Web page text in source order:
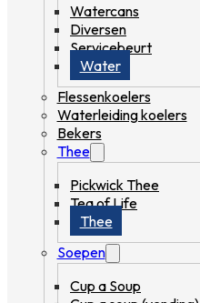
Watercans
Diversen
Servicebeurt
Water
Flessenkoelers
Waterleiding koelers
Bekers
Thee
Pickwick Thee
Tea of Life
Thee
Soepen
Cup a Soup